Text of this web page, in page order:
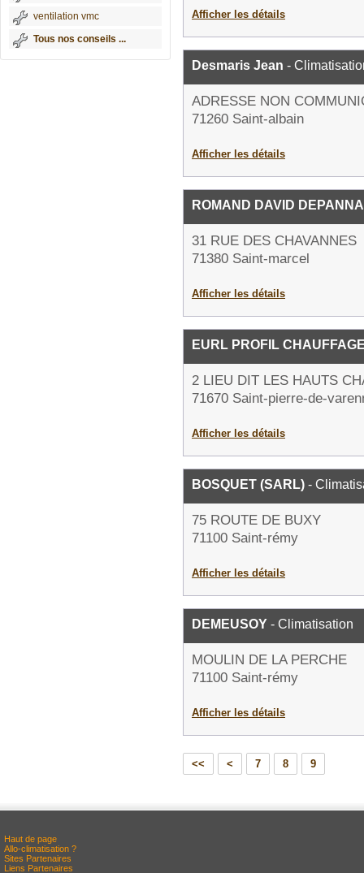
ventilation vmc
Tous nos conseils ...
Afficher les détails
Desmaris Jean -
ADRESSE NON
71260 Saint-albain
Afficher les détails
ROMAND DAVID
31 RUE DES CHAVANNES
71380 Saint-marcel
Afficher les détails
EURL PROFIL
2 LIEU DIT LES HAUTS
71670 Saint-pierre-de-
Afficher les détails
BOSQUET (SARL) -
75 ROUTE DE BUXY
71100 Saint-rémy
Afficher les détails
DEMEUSOY - Climatisation
MOULIN DE LA PERCHE
71100 Saint-rémy
Afficher les détails
<< < 7 8 9
Haut de page
Allo-climatisation ?
Sites Partenaires
Liens Partenaires